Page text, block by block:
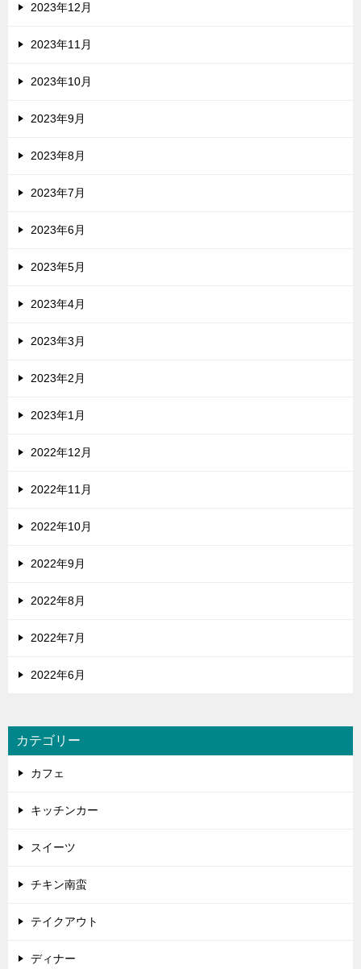
2023年12月
2023年11月
2023年10月
2023年9月
2023年8月
2023年7月
2023年6月
2023年5月
2023年4月
2023年3月
2023年2月
2023年1月
2022年12月
2022年11月
2022年10月
2022年9月
2022年8月
2022年7月
2022年6月
カテゴリー
カフェ
キッチンカー
スイーツ
チキン南蛮
テイクアウト
ディナー